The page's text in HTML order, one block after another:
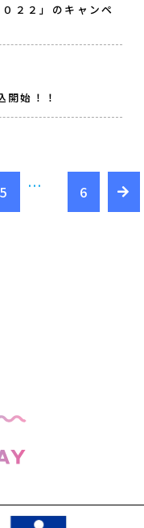
２２」のキャンペ
始！！
5
...
6